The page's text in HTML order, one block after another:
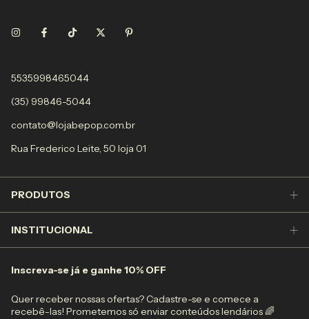
5535998465044
(35) 99846-5044
contato@lojabepop.com.br
Rua Frederico Leite, 50 loja 01
PRODUTOS
INSTITUCIONAL
Inscreva-se já e ganhe 10% OFF
Quer receber nossas ofertas? Cadastre-se e comece a
recebê-las! Prometemos só enviar conteúdos lendários 🌈